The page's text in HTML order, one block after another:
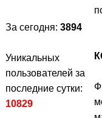
За сегодня: 3894
Уникальных
пользователей за
последние сутки:
10829